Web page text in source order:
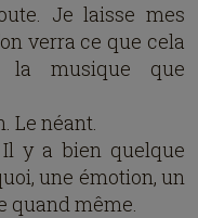
Je laisse mes
verra ce que cela
la musique que
Le néant.
y a bien quelque
une émotion, un
quand même.